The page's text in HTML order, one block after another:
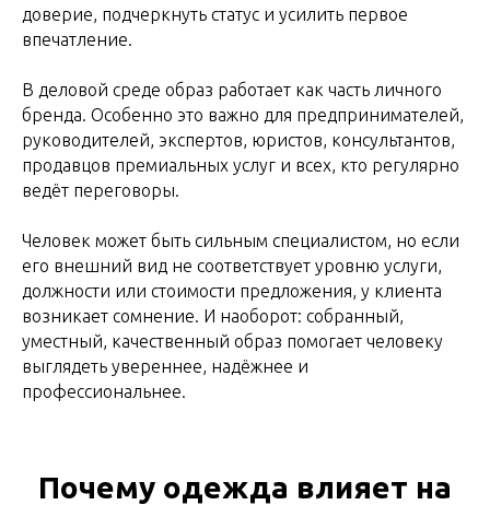
доверие, подчеркнуть статус и усилить первое
впечатление.
В деловой среде образ работает как часть личного
бренда. Особенно это важно для предпринимателей,
руководителей, экспертов, юристов, консультантов,
продавцов премиальных услуг и всех, кто регулярно
ведёт переговоры.
Человек может быть сильным специалистом, но если
его внешний вид не соответствует уровню услуги,
должности или стоимости предложения, у клиента
возникает сомнение. И наоборот: собранный,
уместный, качественный образ помогает человеку
выглядеть увереннее, надёжнее и
профессиональнее.
Почему одежда влияет на